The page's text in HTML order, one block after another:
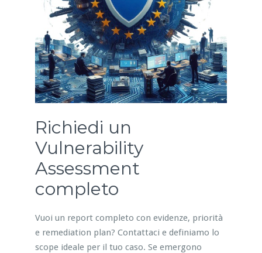
Richiedi un
Vulnerability
Assessment
completo
Vuoi un report completo con evidenze, priorità
e remediation plan? Contattaci e definiamo lo
scope ideale per il tuo caso. Se emergono